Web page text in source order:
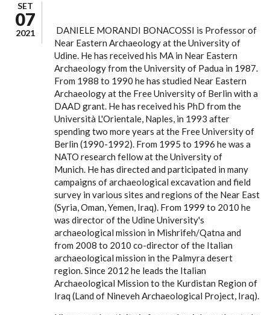
SET
07
2021
DANIELE MORANDI BONACOSSI is Professor of
Near Eastern Archaeology at the University of
Udine. He has received his MA in Near Eastern
Archaeology from the University of Padua in 1987.
From 1988 to 1990 he has studied Near Eastern
Archaeology at the Free University of Berlin with a
DAAD grant. He has received his PhD from the
Università L'Orientale, Naples, in 1993 after
spending two more years at the Free University of
Berlin (1990-1992). From 1995 to 1996 he was a
NATO research fellow at the University of
Munich. He has directed and participated in many
campaigns of archaeological excavation and field
survey in various sites and regions of the Near East
(Syria, Oman, Yemen, Iraq). From 1999 to 2010 he
was director of the Udine University's
archaeological mission in Mishrifeh/Qatna and
from 2008 to 2010 co-director of the Italian
archaeological mission in the Palmyra desert
region. Since 2012 he leads the Italian
Archaeological Mission to the Kurdistan Region of
Iraq (Land of Nineveh Archaeological Project, Iraq).